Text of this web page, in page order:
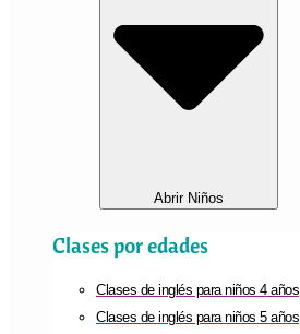
Abrir Niños
Clases por edades
Clases de inglés para niños 4 años
Clases de inglés para niños 5 años